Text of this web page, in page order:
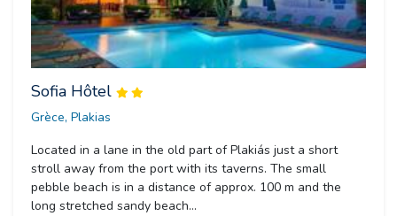
Sofia Hôtel
Grèce, Plakias
Located in a lane in the old part of Plakiás just a short
stroll away from the port with its taverns. The small
pebble beach is in a distance of approx. 100 m and the
long stretched sandy beach...